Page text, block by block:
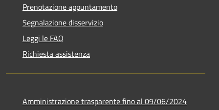
Prenotazione appuntamento
Segnalazione disservizio
Leggi le FAQ
Richiesta assistenza
Amministrazione trasparente fino al 09/06/2024